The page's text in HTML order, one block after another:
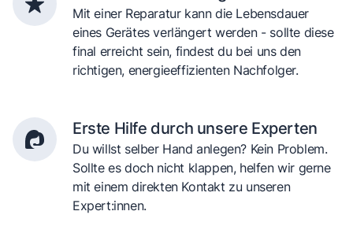
Mit einer Reparatur kann die Lebensdauer
eines Gerätes verlängert werden - sollte diese
final erreicht sein, findest du bei uns den
richtigen, energieeffizienten Nachfolger.
Erste Hilfe durch unsere Experten
Du willst selber Hand anlegen? Kein Problem.
Sollte es doch nicht klappen, helfen wir gerne
mit einem direkten Kontakt zu unseren
Expert:innen.